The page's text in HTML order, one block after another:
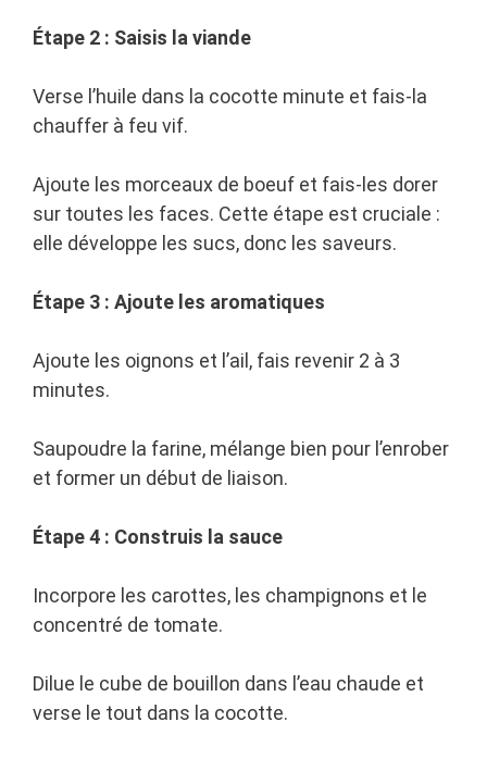
Étape 2 : Saisis la viande
Verse l’huile dans la cocotte minute et fais-la
chauffer à feu vif.
Ajoute les morceaux de boeuf et fais-les dorer
sur toutes les faces. Cette étape est cruciale :
elle développe les sucs, donc les saveurs.
Étape 3 : Ajoute les aromatiques
Ajoute les oignons et l’ail, fais revenir 2 à 3
minutes.
Saupoudre la farine, mélange bien pour l’enrober
et former un début de liaison.
Étape 4 : Construis la sauce
Incorpore les carottes, les champignons et le
concentré de tomate.
Dilue le cube de bouillon dans l’eau chaude et
verse le tout dans la cocotte.